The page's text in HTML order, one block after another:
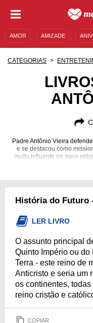
AMOR AMIZADE
MENSAGENS E FRASES
CATEGORIAS
Padre Antônio Vieira
e se destacou como
muito influente no meio
História do Futuro
LER LIVRO
O assunto principal
Quinto Império ou
Terra - este reino de
Anticristo e seria um
os continentes,
reino cristão e
COPIAR